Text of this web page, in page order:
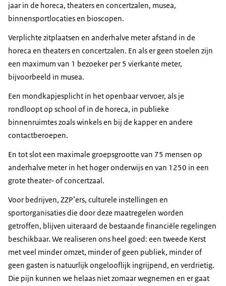
jaar in de horeca, theaters en concertzalen, musea,
binnensportlocaties en bioscopen.
Verplichte zitplaatsen en anderhalve meter afstand in de
horeca en theaters en concertzalen. En als er geen stoelen zijn
een maximum van 1 bezoeker per 5 vierkante meter,
bijvoorbeeld in musea.
Een mondkapjesplicht in het openbaar vervoer, als je
rondloopt op school of in de horeca, in publieke
binnenruimtes zoals winkels en bij de kapper en andere
contactberoepen.
En tot slot een maximale groepsgrootte van 75 mensen op
anderhalve meter in het hoger onderwijs en van 1250 in een
grote theater- of concertzaal.
Voor bedrijven, ZZP’ers, culturele instellingen en
sportorganisaties die door deze maatregelen worden
getroffen, blijven uiteraard de bestaande financiële regelingen
beschikbaar. We realiseren ons heel goed: een tweede Kerst
met veel minder omzet, minder of geen publiek, minder of
geen gasten is natuurlijk ongelooflijk ingrijpend, en verdrietig.
Die pijn kunnen we helaas niet zomaar wegnemen en er gaat